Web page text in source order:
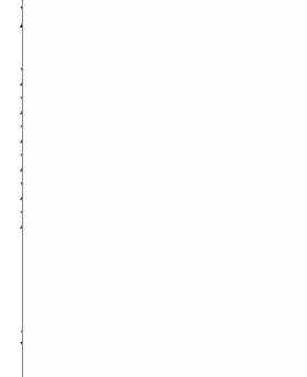
Ж
Жаколио, Луи
Жвалевский, Андрей
Железников, Владимир
Жемайтис, Сергей
Житинский, Александр
Житков, Борис
З